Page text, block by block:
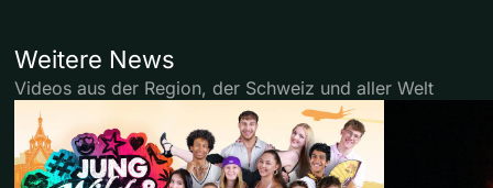
Weitere News
Videos aus der Region, der Schweiz und aller Welt